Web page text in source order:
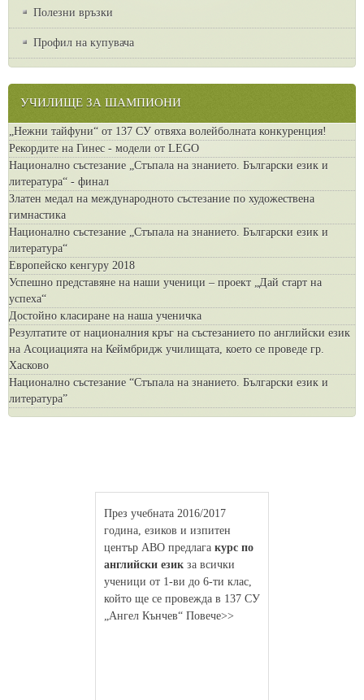
Полезни връзки
Профил на купувача
УЧИЛИЩЕ ЗА ШАМПИОНИ
„Нежни тайфуни“ от 137 СУ отвяха волейболната конкуренция!
Рекордите на Гинес - модели от LEGO
Национално състезание „Стъпала на знанието. Български език и
литература“ - финал
Златен медал на международното състезание по художествена
гимнастика
Национално състезание „Стъпала на знанието. Български език и
литература“
Европейско кенгуру 2018
Успешно представяне на наши ученици – проект „Дай старт на
успеха“
Достойно класиране на наша ученичка
Резултатите от националния кръг на състезанието по английски език
на Асоциацията на Кеймбридж училищата, което се проведе гр.
Хасково
Национално състезание “Стъпала на знанието. Български език и
литература”
През учебната 2016/2017
година, езиков и изпитен
център АВО предлага курс по
английски език за всички
ученици от 1-ви до 6-ти клас,
който ще се провежда в 137 СУ
„Ангел Кънчев“ Повече>>